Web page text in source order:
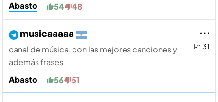
Abasto
54 48
📈 31
musicaaaaa
canal de música, con las mejores canciones y
además frases
Abasto
56 51